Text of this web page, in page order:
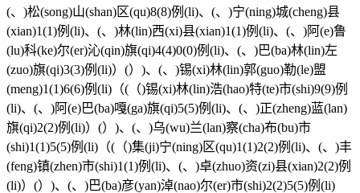
(、)松(song)山(shan)区(qu)8(8)例(li)、(、)宁(ning)城(cheng)县
(xian)1(1)例(li)、(、)林(lin)西(xi)县(xian)1(1)例(li)、(、)阿(e)鲁
(lu)科(ke)尔(er)沁(qin)旗(qi)4(4)0(0)例(li)、(、)巴(ba)林(lin)左
(zuo)旗(qi)3(3)例(li)）(）)、(、)锡(xi)林(lin)郭(guo)勒(le)盟
(meng)1(1)6(6)例(li)（(（)锡(xi)林(lin)浩(hao)特(te)市(shi)9(9)例
(li)、(、)阿(e)巴(ba)嘎(ga)旗(qi)5(5)例(li)、(、)正(zheng)蓝(lan)
旗(qi)2(2)例(li)）(）)、(、)乌(wu)兰(lan)察(cha)布(bu)市
(shi)1(1)5(5)例(li)（(（)集(ji)宁(ning)区(qu)1(1)2(2)例(li)、(、)丰
(feng)镇(zhen)市(shi)1(1)例(li)、(、)卓(zhuo)资(zi)县(xian)2(2)例
(li)）(）)、(、)巴(ba)彦(yan)淖(nao)尔(er)市(shi)2(2)5(5)例(li)